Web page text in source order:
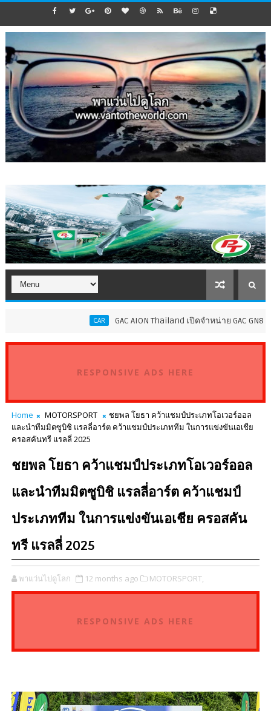
GAC AION Thailand เปิดจำหน่าย GAC GN8 PHEV
RESPONSIVE ADS HERE
Home MOTORSPORT
ชยพล โยธา คว้าแชมป์ประเภทโอเวอร์ออล
และนำทีมมิตซูบิชิ แรลลี่อาร์ต คว้าแชมป์ประเภททีม ในการแข่งขันเอเชีย
ครอสคันทรี แรลลี่ 2025
ชยพล โยธา คว้าแชมป์ประเภทโอเวอร์ออล
และนำทีมมิตซูบิชิ แรลลี่อาร์ต คว้าแชมป์
ประเภททีม ในการแข่งขันเอเชีย ครอสคัน
ทรี แรลลี่ 2025
พาแว่นไปดูโลก 12 months ago MOTORSPORT,
RESPONSIVE ADS HERE